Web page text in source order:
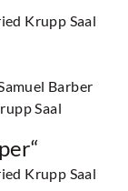
Krupp Saal
Barber
Saal
Krupp Saal